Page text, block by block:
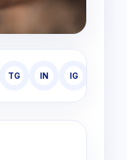
TG IN IG